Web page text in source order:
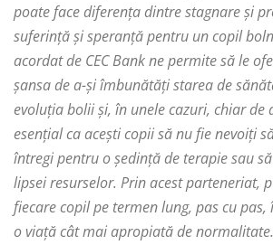
poate face diferența dintre stagnare și
suferință și speranță pentru un copil
acordat de CEC Bank ne permite să le
șansa de a-și îmbunătăți starea de
evoluția bolii și, în unele cazuri, chiar de
esențial ca acești copii să nu fie nevoiți
întregi pentru o ședință de terapie sau
lipsei resurselor. Prin acest parteneriat,
fiecare copil pe termen lung, pas cu
o viață cât mai apropiată de